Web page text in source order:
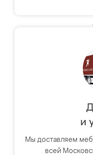
и
Мы доставляем
всей